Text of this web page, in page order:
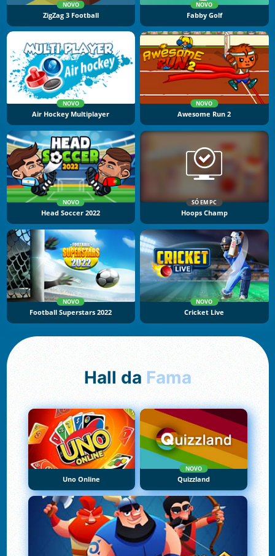
NOVO
ZigZag 3 Football
NOVO
Fabby Golf
NOVO
Air Hockey Multiplayer
NOVO
Awesome Run 2
NOVO
Head Soccer 2022
SÓ EM PC
Hoops Champ
NOVO
Football Superstars 2022
NOVO
Cricket Live
Hall da Fama
Uno Online
NOVO
Quizzland